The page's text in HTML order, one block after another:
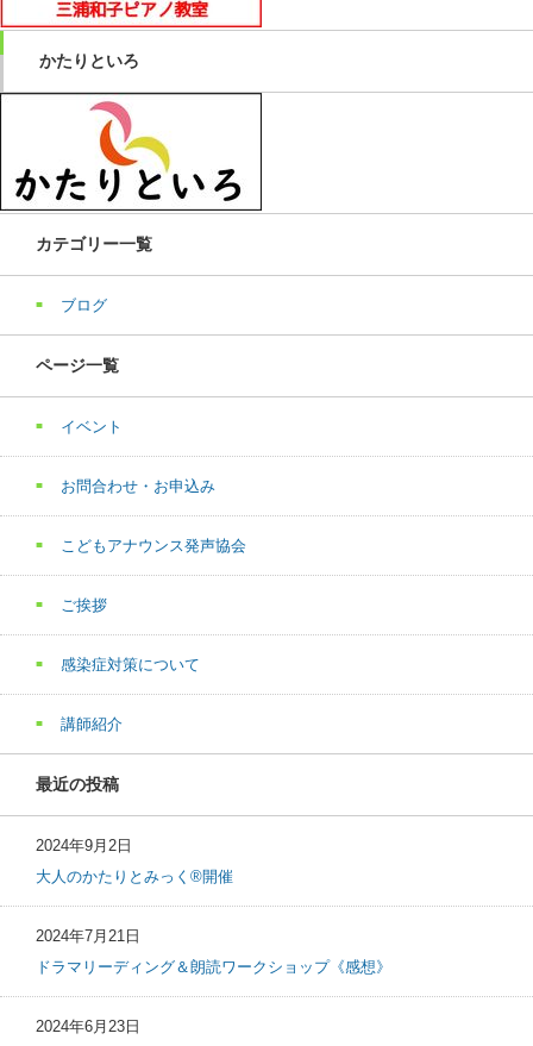
かたりといろ
カテゴリー一覧
ブログ
ページ一覧
イベント
お問合わせ・お申込み
こどもアナウンス発声協会
ご挨拶
感染症対策について
講師紹介
最近の投稿
2024年9月2日
大人のかたりとみっく®開催
2024年7月21日
ドラマリーディング＆朗読ワークショップ《感想》
2024年6月23日